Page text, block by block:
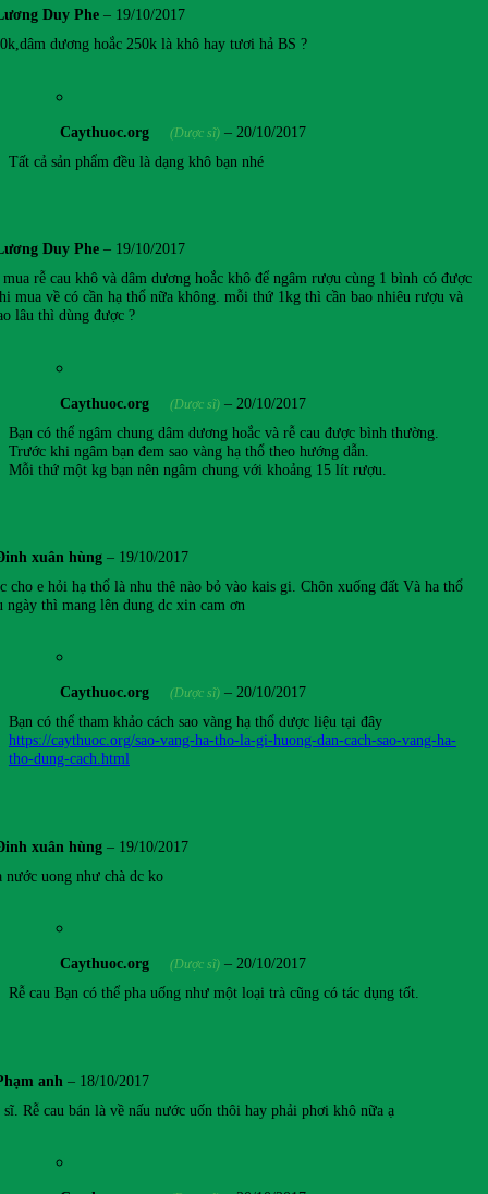
Duy Phe – 19/10/2017
dương hoắc 250k là khô hay tươi hả BS ?
Caythuoc.org (Dược sĩ) – 20/10/2017
Tất cả sản phẩm đều là dạng khô bạn nhé
Duy Phe – 19/10/2017
rễ cau khô và dâm dương hoắc khô để ngâm rượu cùng 1 bình có được
mua về có cần hạ thổ nữa không. mỗi thứ 1kg thì cần bao nhiêu rượu và
lâu thì dùng được ?
Caythuoc.org (Dược sĩ) – 20/10/2017
Bạn có thể ngâm chung dâm dương hoắc và rễ cau được bình thường.
Trước khi ngâm bạn đem sao vàng hạ thổ theo hướng dẫn.
Mỗi thứ một kg bạn nên ngâm chung với khoảng 15 lít rượu.
xuân hùng – 19/10/2017
cho e hỏi hạ thổ là nhu thê nào bỏ vào kais gi. Chôn xuống đất Và ha thổ
ngày thì mang lên dung dc xin cam ơn
Caythuoc.org (Dược sĩ) – 20/10/2017
Bạn có thể tham khảo cách sao vàng hạ thổ dược liệu tại đây
https://caythuoc.org/sao-vang-ha-tho-la-gi-huong-dan-cach-sao-vang-ha-
tho-dung-cach.html
xuân hùng – 19/10/2017
nước uong như chà dc ko
Caythuoc.org (Dược sĩ) – 20/10/2017
Rễ cau Bạn có thể pha uống như một loại trà cũng có tác dụng tốt.
anh – 18/10/2017
sĩ. Rễ cau bán là về nấu nước uốn thôi hay phải phơi khô nữa ạ